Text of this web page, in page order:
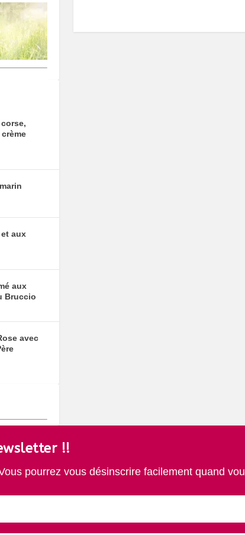
aux
aux
Bruccio
avec
!!
pourrez vous désinscrire facilement quand